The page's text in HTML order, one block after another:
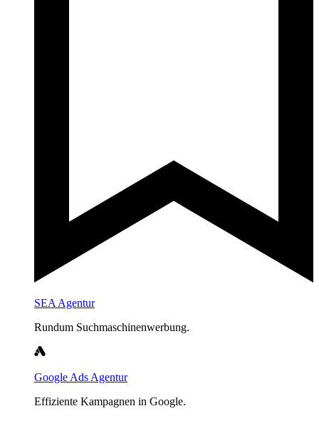
SEA Agentur
Rundum Suchmaschinenwerbung.
Google Ads Agentur
Effiziente Kampagnen in Google.